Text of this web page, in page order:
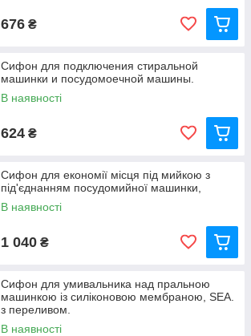
676 ₴
Сифон для подключения стиральной
машинки и посудомоечной машины.
В наявності
624 ₴
Сифон для економії місця під мийкою з
під'єднанням посудомийної машинки,
В наявності
1 040 ₴
Сифон для умивальника над пральною
машинкою із силіконовою мембраною, SEA.
з переливом.
В наявності